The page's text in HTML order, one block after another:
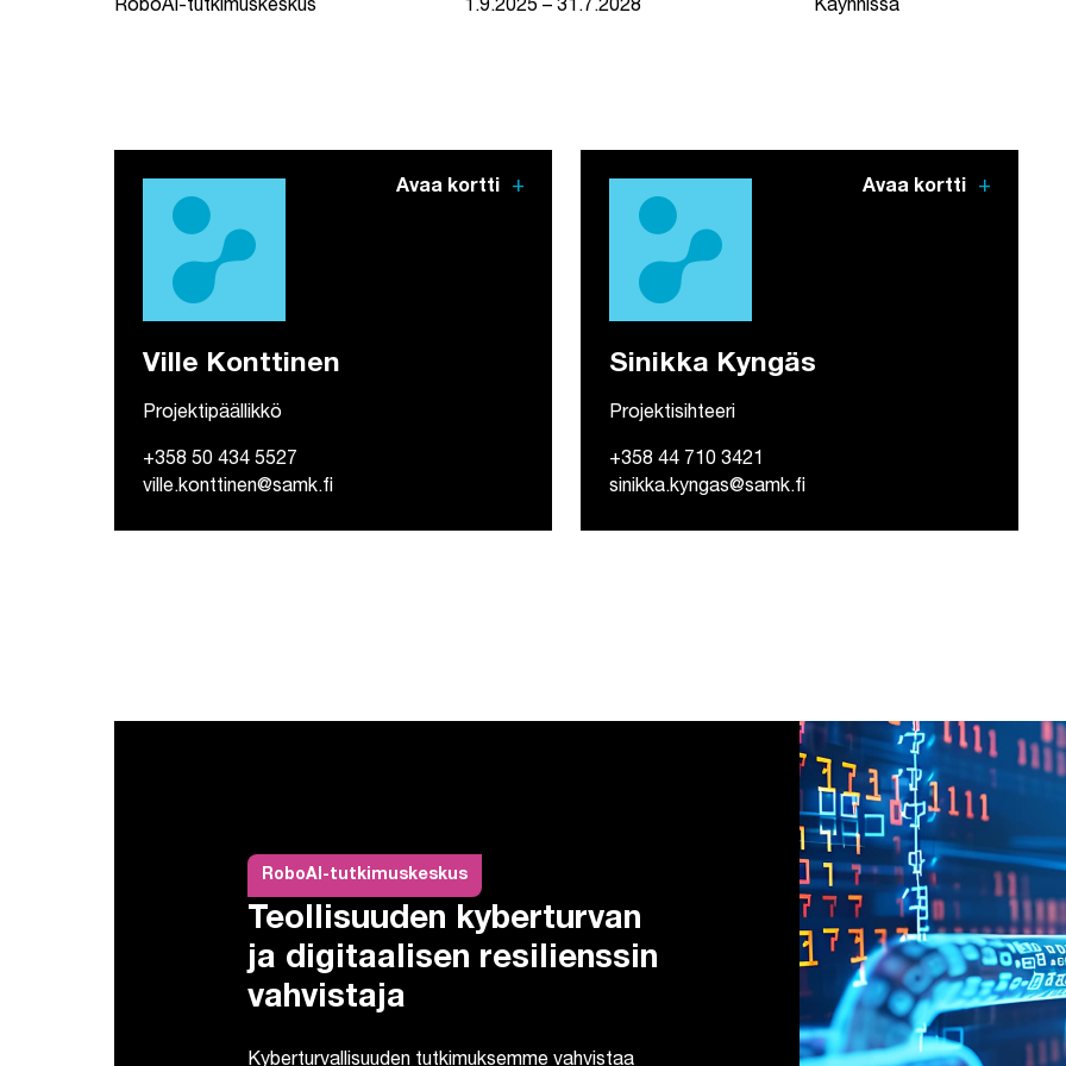
RoboAI-tutkimuskeskus 1.9.2025 – 31.7.2028 Käynnissä
Avaa kortti add
Ville Konttinen
Projektipäällikkö
+358 50 434 5527
ville.konttinen@samk.fi
Avaa kortti add
Sinikka Kyngäs
Projektisihteeri
+358 44 710 3421
sinikka.kyngas@samk.fi
RoboAI-tutkimuskeskus
Teollisuuden kyberturvan
ja digitaalisen resilienssin
vahvistaja
Kyberturvallisuuden tutkimuksemme vahvistaa